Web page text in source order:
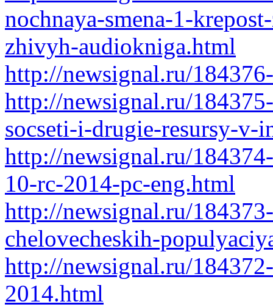
nochnaya-smena-1-
zhivyh-audiokniga.html
http://newsignal.ru/
http://newsignal.ru/
socseti-i-drugie-resursy-v-
http://newsignal.ru/
10-rc-2014-pc-eng.html
http://newsignal.ru/
chelovecheskih-
http://newsignal.ru/
2014.html